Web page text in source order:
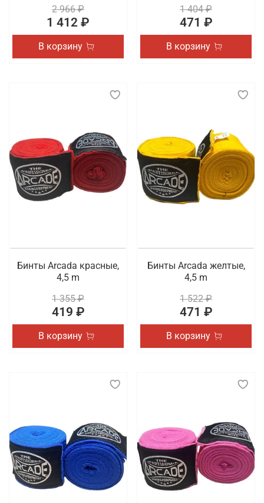
2 966 ₽
1 412 ₽
В корзину
1 404 ₽
471 ₽
В корзину
Бинты Arcada красные,
4,5 m
1 355 ₽
419 ₽
В корзину
Бинты Arcada желтые,
4,5 m
1 522 ₽
471 ₽
В корзину